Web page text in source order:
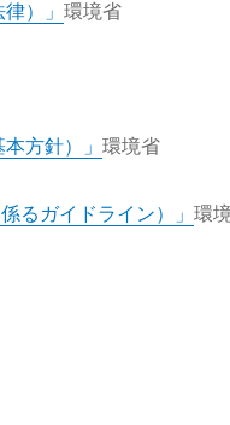
）」 環境省
方針）」 環境省
るガイドライン）」 環